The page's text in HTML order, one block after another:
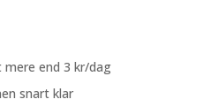
end 3 kr/dag
snart klar